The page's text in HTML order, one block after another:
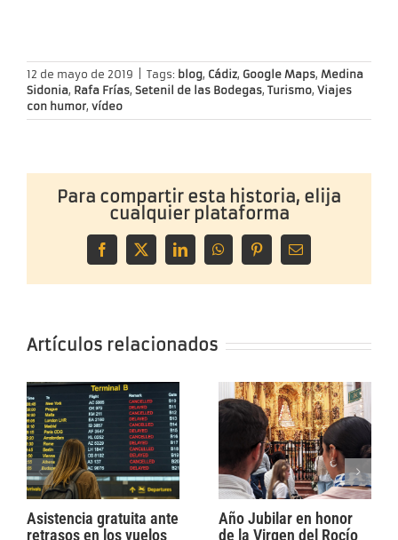
12 de mayo de 2019 Tags: blog, Cádiz, Google Maps, Medina
Sidonia, Rafa Frías, Setenil de las Bodegas, Turismo, Viajes
con humor, vídeo
Para compartir esta historia, elija
cualquier plataforma
Facebook
X LinkedInWhatsAppPinterestCorreo
Artículos relacionados
Asistencia gratuita ante
retrasos en los vuelos
Año Jubilar en honor
de la Virgen del Rocío